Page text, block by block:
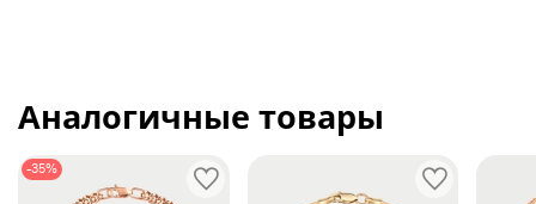
Аналогичные товары
-35%